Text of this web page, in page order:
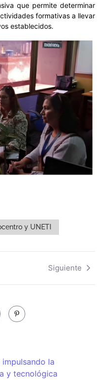
que permite determinar
formativas a llevar
establecidos.
y UNETI
Siguiente
la
y tecnológica